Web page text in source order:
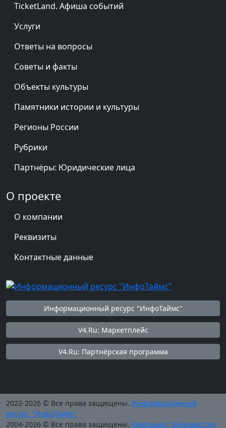
TicketLand. Афиша событий
Услуги
Ответы на вопросы
Советы и факты
Объекты культуры
Памятники истории и культуры
Регионы России
Рубрики
Партнёры: Юридические лица
О проекте
О компании
Реквизиты
Контактные данные
Информационный ресурс "ИнфоТаймс"
V4.Ru: Маркетплейс
V4.Ru: Партнёрская программа
2022-2026 © Все права защищены. Информационный
ресурс "ИнфоТаймс"
2004-2026 © Все права защищены. Компания "Инфомастер